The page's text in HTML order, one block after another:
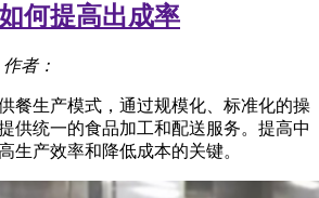
何提高出成率
作者：
餐生产模式，通过规模化、标准化的操
供统一的食品加工和配送服务。提高中
生产效率和降低成本的关键。